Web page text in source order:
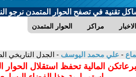
تقنية في تصفح الحوار المتمدن نرجو
الحوار المتمدن مراكز الاخبار
- علي محمد اليوسف - الجدل التاريخي
المالية تحفظ استقلال